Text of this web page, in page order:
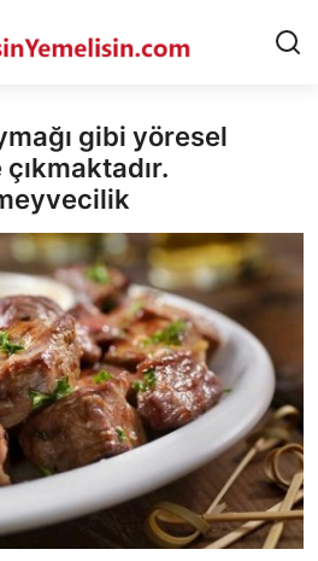
gibi yöresel